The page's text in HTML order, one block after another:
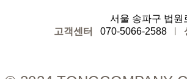
서울 송파구 법원
고객센터
070-5066-2588